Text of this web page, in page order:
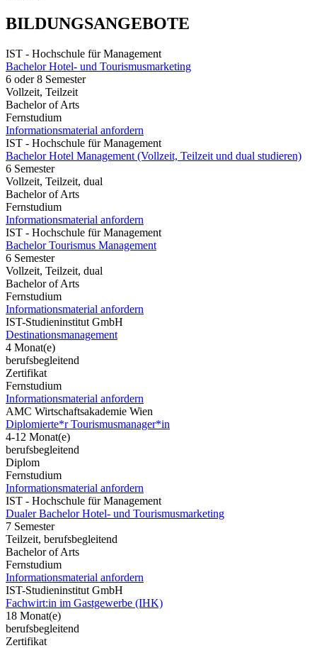
BILDUNGSANGEBOTE
IST - Hochschule für Management
Bachelor Hotel- und Tourismusmarketing
6 oder 8 Semester
Vollzeit, Teilzeit
Bachelor of Arts
Fernstudium
Informationsmaterial anfordern
IST - Hochschule für Management
Bachelor Hotel Management (Vollzeit, Teilzeit und dual studieren)
6 Semester
Vollzeit, Teilzeit, dual
Bachelor of Arts
Fernstudium
Informationsmaterial anfordern
IST - Hochschule für Management
Bachelor Tourismus Management
6 Semester
Vollzeit, Teilzeit, dual
Bachelor of Arts
Fernstudium
Informationsmaterial anfordern
IST-Studieninstitut GmbH
Destinationsmanagement
4 Monat(e)
berufsbegleitend
Zertifikat
Fernstudium
Informationsmaterial anfordern
AMC Wirtschaftsakademie Wien
Diplomierte*r Tourismusmanager*in
4-12 Monat(e)
berufsbegleitend
Diplom
Fernstudium
Informationsmaterial anfordern
IST - Hochschule für Management
Dualer Bachelor Hotel- und Tourismusmarketing
7 Semester
Teilzeit, berufsbegleitend
Bachelor of Arts
Fernstudium
Informationsmaterial anfordern
IST-Studieninstitut GmbH
Fachwirt:in im Gastgewerbe (IHK)
18 Monat(e)
berufsbegleitend
Zertifikat